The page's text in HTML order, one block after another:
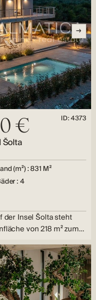
€ ID: 4373
Šolta
(m²) : 831 M²
: 4
der Insel Šolta steht
von 218 m² zum…